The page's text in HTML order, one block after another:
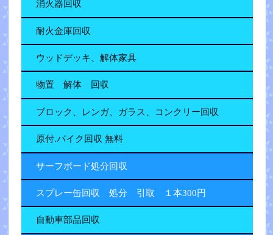
消火器回収
耐火金庫回収
ウッドデッキ、解体家具
物置 解体 回収
ブロック、レンガ、ガラス、コンクリー回収
原付.バイク回収 無料
サーフボード処分回収
スプレー缶回収 処分 引取 １本300円
自動車部品回収